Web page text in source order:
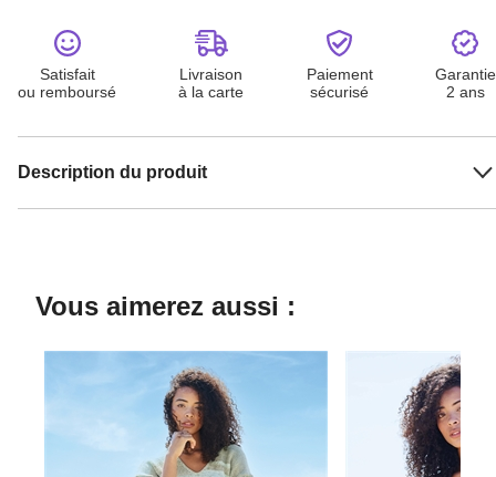
Satisfait
ou remboursé
Livraison
à la carte
Paiement
sécurisé
Garantie
2 ans
Description du produit
Vous aimerez aussi :